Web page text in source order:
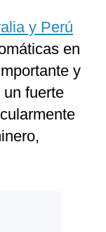
y Perú
en
y
fuerte